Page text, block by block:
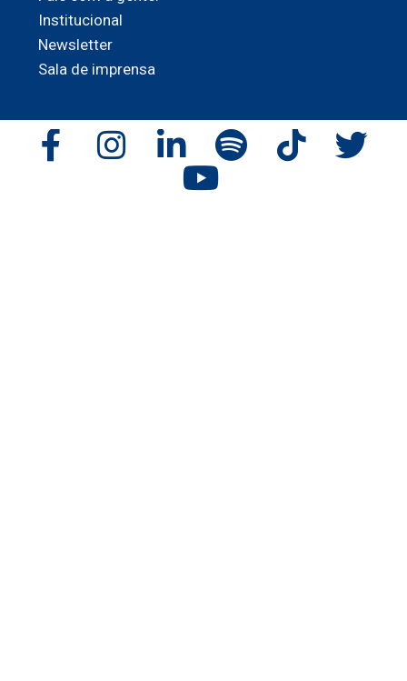
Institucional
Newsletter
Sala de imprensa